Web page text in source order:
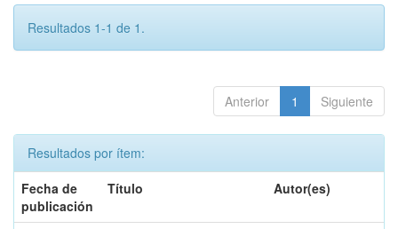
Resultados 1-1 de 1.
Anterior 1 Siguiente
Resultados por ítem:
Fecha de
publicación
Título Autor(es)